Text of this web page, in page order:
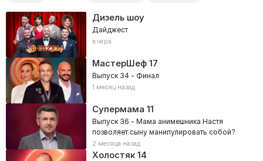
Дизель шоу
Дайджест
вчера
МастерШеф17
Выпуск 34 - Финал
1 месяц назад
Супермама 11
Выпуск 36 - Мама анимешника Настя
позволяет сыну манипулировать собой?
2 месяца назад
Холостяк14